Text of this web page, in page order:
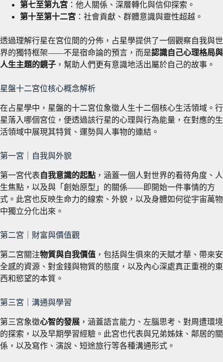
第七至第九宮 ：他人關係、深層轉化與信仰探索。
第十至第十二宮 ：社會貢獻、群體意識與靈性超越。
透過理解行星在宮位間的分佈，占星學提供了一個觀察自我與世
界的獨特框架——不是宿命論的預言，而是認識自己心理格局與
人生主題的鏡子 ，幫助人們更有意識地活出屬於自己的故事。
星盤十二宮位核心概念解析
在占星學中，星盤的十二宮位象徵人生十二個核心生活領域。行
星落入哪個宮位，便透過該行星的心理與行為能量，在對應的生
活領域中展現其特質、運勢與人事物的連結。
第一宮｜自我與外貌
第一宮代表 自我意識的起點 ，涵蓋一個人對世界的看待角度、人
生焦點，以及與「創始原型」的關係——即開始一件事情的方
式。此宮也反映生命力的線索、外貌，以及身體如何從宇宙萬物
中獨立分化出來。
第二宮｜財富與價值觀
第二宮關注物質與自我價值 ，包括與生俱來的天賦才華、帶來安
全感的資源、對金錢與物質的態度，以及內心深處真正重視的東
西和慾望的本質。
第三宮｜溝通與學習
第三宮象徵心智的發展 ，涵蓋語言能力、左腦思考、對周遭環境
的探索，以及早期學習經驗。此宮也代表與兄弟姊妹、鄰居的關
係，以及寫作、演說、短途旅行等各種溝通形式。